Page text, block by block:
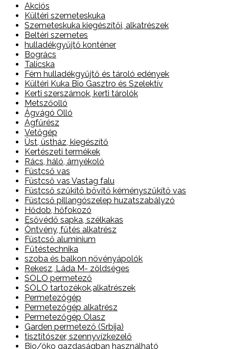
Akciós
Kültéri szemeteskuka
Szemeteskuka kiegészítői, alkatrészek
Beltéri szemetes
hulladékgyűjtő konténer
Bogrács
Talicska
Fém hulladékgyűjtő és tároló edények
Kültéri Kuka Bio Gasztro és Szelektív
Kerti szerszámok, kerti tárolók
Metszőolló
Ágvágó Olló
Ágfűrész
Vetőgép
Üst, üstház, kiegészítő
Kertészeti termékek
Rács, háló, árnyékoló
Füstcső vas
Füstcső vas Vastag falu
Füstcső szűkítő bővítő kéményszűkítő vas
Füstcső pillangószelep huzatszabályzó
Hődob, hőfokozó
Esővédő sapka, szélkakas
Öntvény, fűtés alkatrész
Füstcső alumínium
Fűtéstechnika
szoba és balkon növényápolók
Rekesz, Láda M- zöldséges
SOLO permetező
SOLO tartozékok,alkatrészek
Permetezőgép
Permetezőgép alkatrész
Permetezőgép Olasz
Garden permetező (Srbija)
tisztítószer, szennyvízkezelő
Bio/öko gazdaságban használható